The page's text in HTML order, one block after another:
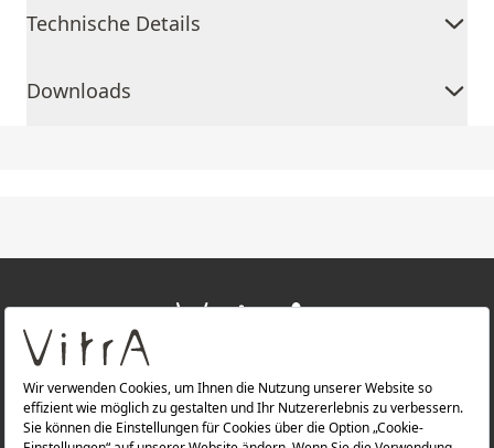
Technische Details
Downloads